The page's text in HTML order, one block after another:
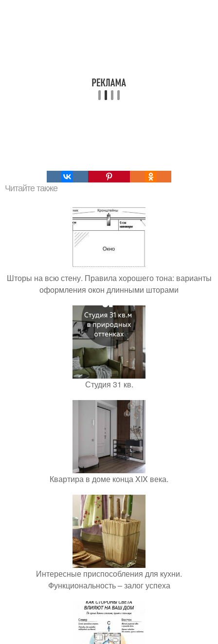
Читайте также
Шторы на всю стену. Правила хорошего тона: варианты
оформления окон длинными шторами
Студия 31 кв.
Квартира в доме конца XIX века.
Интересные приспособления для кухни.
Функциональность – залог успеха